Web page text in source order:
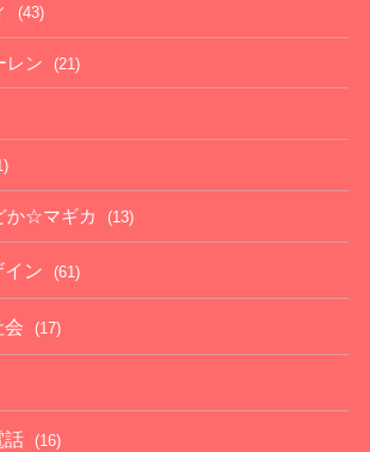
(43)
レン (21)
か☆マギカ (13)
イン (61)
会 (17)
話 (16)